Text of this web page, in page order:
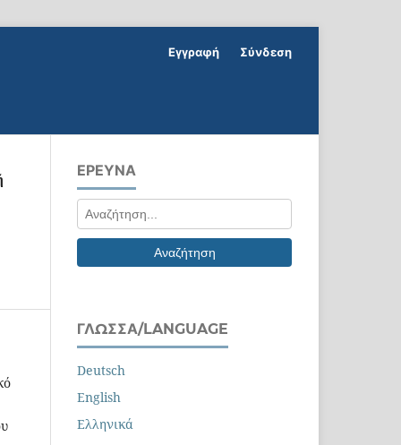
Εγγραφή Σύνδεση
ΕΡΕΥΝΑ
Αναζήτηση
ΓΛΏΣΣΑ/LANGUAGE
Deutsch
English
Ελληνικά